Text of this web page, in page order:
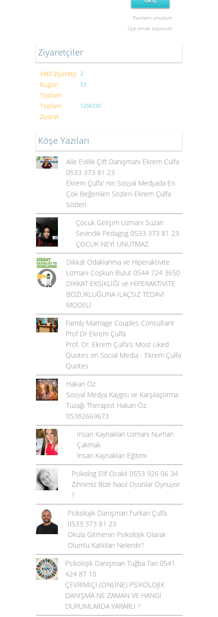
Parolamı unuttum
Üye olmak istiyorum
Ziyaretçiler
Aktif Ziyaretçi 2
Bugün
Toplam
53
Toplam
Ziyaret
1256330
Köşe Yazıları
Aile Evlilik Çift Danışmanı Ekrem Culfa
0533 373 81 23
Ekrem Çulfa' nın Sosyal Medyada En
Çok Beğenilen Sözleri-Ekrem Çulfa
Sözleri
Çocuk Gelişim Uzmanı Suzan
Sevindik Pedagog 0533 373 81 23
ÇOCUK NEYİ UNUTMAZ.
Dikkat Odaklanma ve Hiperaktivite
Uzmanı Coşkun Bulut 0544 724 3650
DİKKAT EKSİKLİĞİ ve HİPERAKTİVİTE
BOZUKLUĞUNA İLAÇSIZ TEDAVİ
MODELİ
Family Marriage Couples Consultant
Prof Dr Ekrem Çulfa
Prof. Dr. Ekrem Çulfa's Most Liked
Quotes on Social Media - Ekrem Çulfa
Quotes
Hakan Öz
Sosyal Medya Kaygısı ve Karşılaştırma
Tuzağı Therapist Hakan Öz.
05382669673
İnsan Kaynakları Uzmanı Nurhan
Çakmak
İnsan Kaynakları Eğitimi
Psikolog Elif Ocaklı 0553 926 06 34
Zihnimiz Bize Nasıl Oyunlar Oynuyor
?
Psikolojik Danışman Furkan Çulfa
0533 373 81 23
Okula Gitmenin Psikolojik Olarak
Olumlu Katkıları Nelerdir?
Psikolojik Danışman Tuğba Tari 0541
424 87 10
ÇEVRİMİÇİ (ONLİNE) PSİKOLOJİK
DANIŞMA NE ZAMAN VE HANGİ
DURUMLARDA YARARLI ?